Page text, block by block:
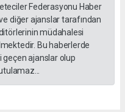
Federasyonu Haber
diğer ajanslar tarafından
müdahalesi
Bu haberlerde
ajanslar olup